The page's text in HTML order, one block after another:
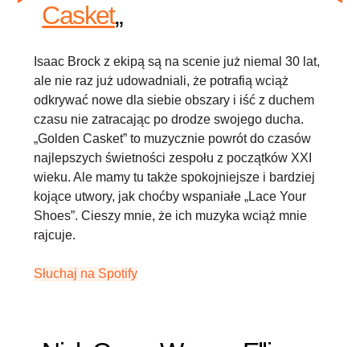
Casket„
Isaac Brock z ekipą są na scenie już niemal 30 lat,
ale nie raz już udowadniali, że potrafią wciąż
odkrywać nowe dla siebie obszary i iść z duchem
czasu nie zatracając po drodze swojego ducha.
„Golden Casket” to muzycznie powrót do czasów
najlepszych świetności zespołu z początków XXI
wieku. Ale mamy tu także spokojniejsze i bardziej
kojące utwory, jak choćby wspaniałe „Lace Your
Shoes”. Cieszy mnie, że ich muzyka wciąż mnie
rajcuje.
Słuchaj na Spotify